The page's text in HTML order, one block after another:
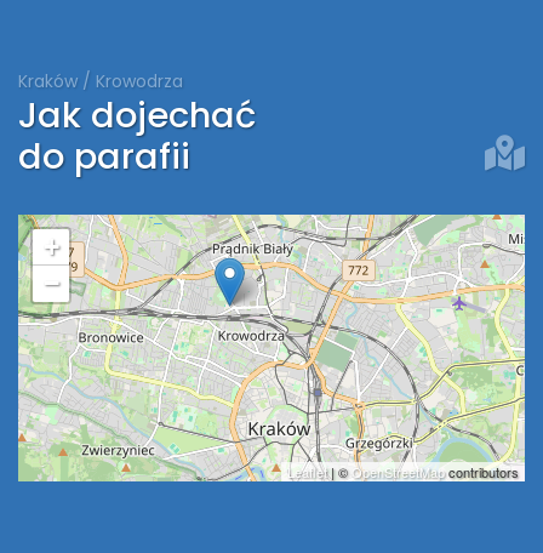
Kraków / Krowodrza
Jak dojechać
do parafii
+
−
Leaflet| © OpenStreetMapcontributors